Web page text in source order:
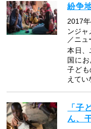
紛争
2017
ンジャ
／ニュ
本日、
国に
子ども
えて
「子
ん、